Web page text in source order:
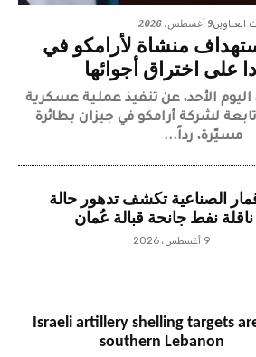
العناوين9 أغسطس، 2026
منشاة لأرامكو في
على اختراق أجوائها
الأحد، عن تنفيذ عملية عسكرية
لشركة أرامكو في جيزان بطائرة
مسيّرة، رداً...
الصناعية تكشف تدهور حالة
ناقلة نفط جانحة قبالة عُمان
9 أغسطس، 2026
Israeli artillery shelling targets
southern Lebanon